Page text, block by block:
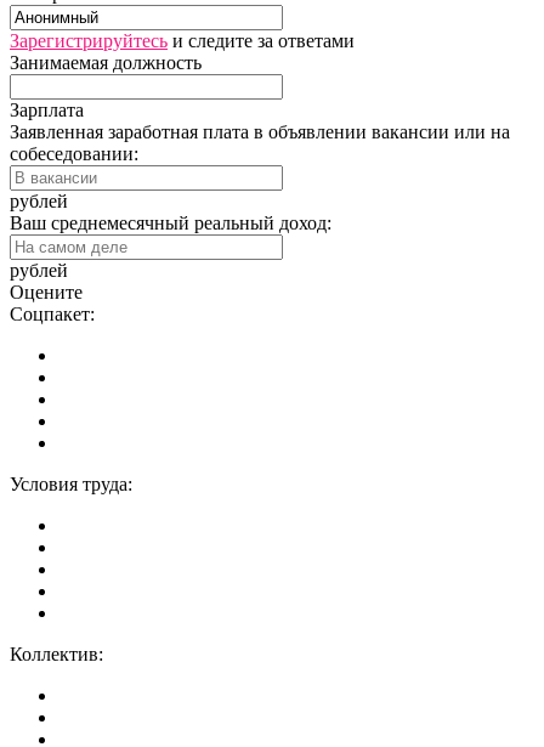
Зарегистрируйтесь и следите за ответами
Занимаемая должность
Зарплата
Заявленная заработная плата в объявлении вакансии или на
собеседовании:
рублей
Ваш среднемесячный реальный доход:
рублей
Оцените
Соцпакет:
Условия труда:
Коллектив: